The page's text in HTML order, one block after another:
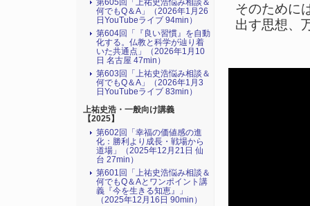
そのために
出す思想、
第605回「上祐史浩悩み相談＆
何でもQ＆A」（2026年1月26
日YouTubeライブ 94min）
第604回「『良い習慣』を自動
化する。仏教と科学が辿り着
いた共通点」（2026年1月10
日 名古屋 47min）
第603回「上祐史浩悩み相談＆
何でもQ＆A」（2026年1月3
日YouTubeライブ 83min）
上祐史浩・一般向け講義
【2025】
第602回「幸福の価値感の進
化：勝利より成長・戦場から
道場」（2025年12月21日 仙
台 27min）
第601回「上祐史浩悩み相談＆
何でもQ＆Aとワンポイント講
義『今を生きる知恵』」
（2025年12月16日 90min）